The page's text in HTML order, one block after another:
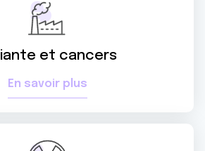
et cancers
En savoir plus